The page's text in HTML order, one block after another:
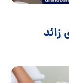
زائد